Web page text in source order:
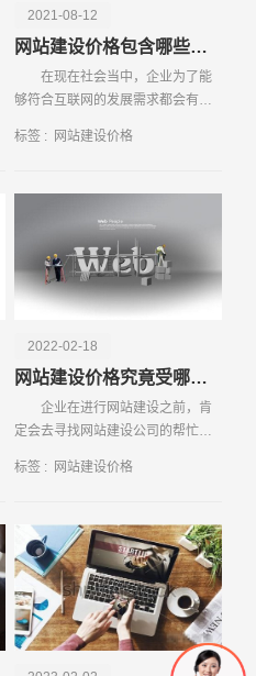
2021-08-12
网站建设价格包含哪些成本费用
在现在社会当中，企业为了能
够符合互联网的发展需求都会有自
业是没有进行网站建设的，对于网
标签 : 网站建设价格
2022-02-18
网站建设价格究竟受哪些因素影响
企业在进行网站建设之前，肯
定会去寻找网站建设公司的帮忙，
不是非常了解，所以有些企业有可
标签 : 网站建设价格